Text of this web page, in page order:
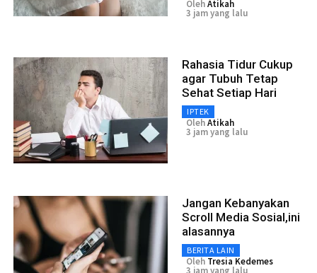
OlehAtikah
3 jam yang lalu
Rahasia Tidur Cukup
agar Tubuh Tetap
Sehat Setiap Hari
IPTEK
OlehAtikah
3 jam yang lalu
Jangan Kebanyakan
Scroll Media Sosial,ini
alasannya
BERITA LAIN
Oleh Tresia Kedemes